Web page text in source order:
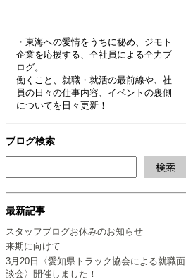
・東海への愛情をうちに秘め、ジモト
企業を応援する、全社員による全力ブ
ログ。
働くこと、就職・就活の最前線や、社
員の日々の仕事内容、イベントの裏側
についてを日々更新！
ブログ検索
最新記事
スタッフブログお休みのお知らせ
来期に向けて
3月20日〈愛知県トラック協会による就職面
談会〉開催しました！